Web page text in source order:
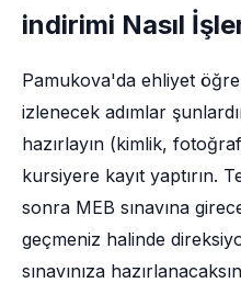
indirimi Nasıl
Pamukova'da ehliyet
izlenecek adımlar
hazırlayın (kimlik,
kursiyere kayıt yaptırın.
sonra MEB sınavına
geçmeniz halinde
sınavınıza